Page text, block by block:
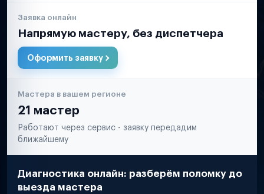
Заявка онлайн
Напрямую мастеру, без диспетчера
Оформить заявку
Мастера в вашем регионе
21 мастер
Работают через сервис - заявку передадим
ближайшему
Диагностика онлайн: разберём поломку до
выезда мастера